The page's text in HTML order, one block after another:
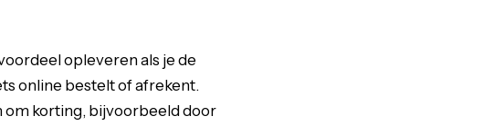
opleveren als je de
online bestelt of afrekent.
om korting, bijvoorbeeld door